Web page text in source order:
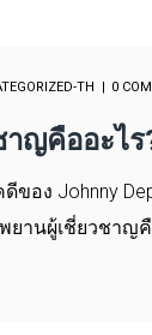
TH 0
าญคืออะไ
ของ Johnny
ยานผู้เชี่ยวชา